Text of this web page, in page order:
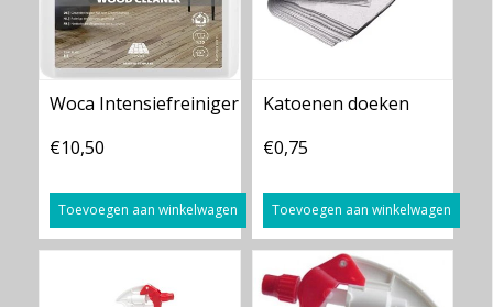
Woca Intensiefreiniger
€10,50
Toevoegen aan winkelwagen
Katoenen doeken
€0,75
Toevoegen aan winkelwagen